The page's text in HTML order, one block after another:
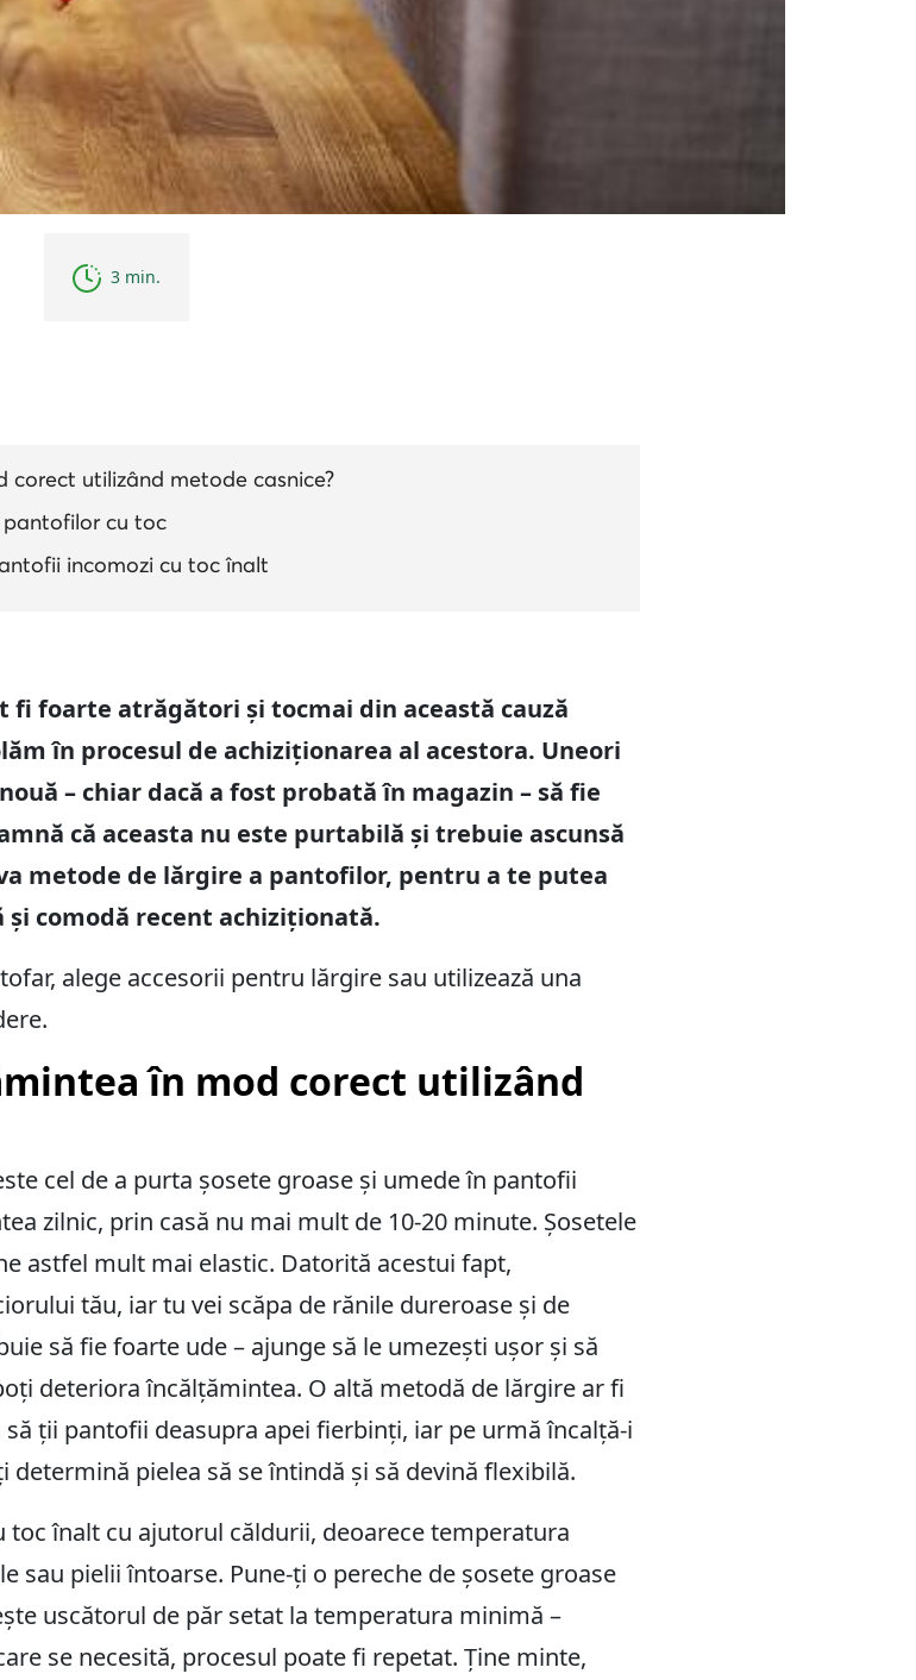
3 min.
utilizând metode casnice?
cu toc
incomozi cu toc înalt
foarte atrăgători și tocmai din această cauză
în procesul de achiziționarea al acestora. Uneori
– chiar dacă a fost probată în magazin – să fie
că aceasta nu este purtabilă și trebuie ascunsă
metode de lărgire a pantofilor, pentru a te putea
comodă recent achiziționată.
alege accesorii pentru lărgire sau utilizează una
în mod corect utilizând
cel de a purta șosete groase și umede în pantofii
zilnic, prin casă nu mai mult de 10-20 minute. Șosetele
astfel mult mai elastic. Datorită acestui fapt,
tău, iar tu vei scăpa de rănile dureroase și de
să fie foarte ude – ajunge să le umezești ușor și să
deteriora încălțămintea. O altă metodă de lărgire ar fi
ții pantofii deasupra apei fierbinți, iar pe urmă încalță-i
pielea să se întindă și să devină flexibilă.
toc înalt cu ajutorul căldurii, deoarece temperatura
sau pielii întoarse. Pune-ți o pereche de șosete groase
uscătorul de păr setat la temperatura minimă –
se necesită, procesul poate fi repetat. Ține minte,